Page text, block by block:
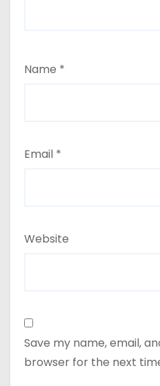
Name *
Email *
Website
Save my name, email,
browser for the next